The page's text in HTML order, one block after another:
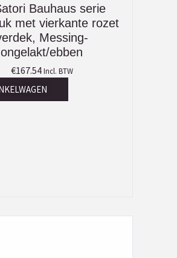
Bauhaus serie
met vierkante rozet
Messing-
ongelakt/ebben
€167.54 Incl. BTW